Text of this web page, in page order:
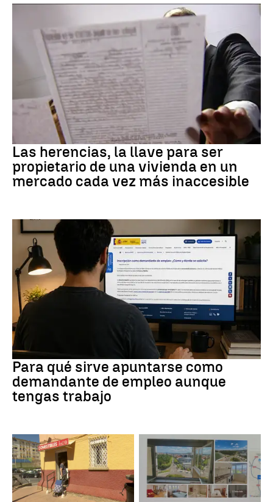
Vivienda
Las herencias, la llave para ser
propietario de una vivienda en un
mercado cada vez más inaccesible
Empleo
Para qué sirve apuntarse como
demandante de empleo aunque
tengas trabajo
Crisis migrantes Eclipse solar